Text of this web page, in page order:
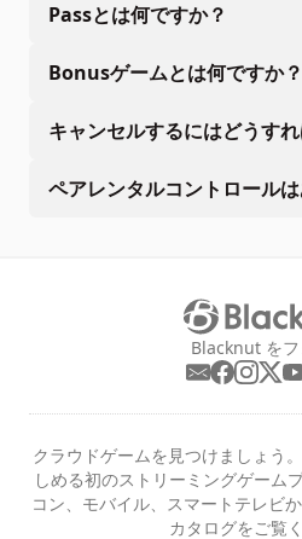
Passとは何ですか？
Bonusゲームとは何ですか？
キャンセルするにはどうす
ペアレンタルコントロール
Blacknut を
クラウドゲームを見つけましょう
しめる初のストリーミングゲーム
コン、モバイル、スマートテレビ
カタログをご覧